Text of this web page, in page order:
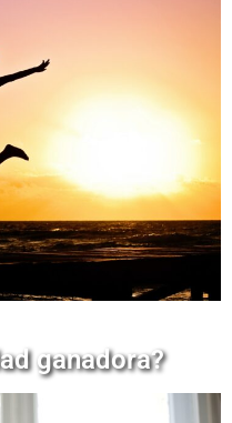
ganadora?